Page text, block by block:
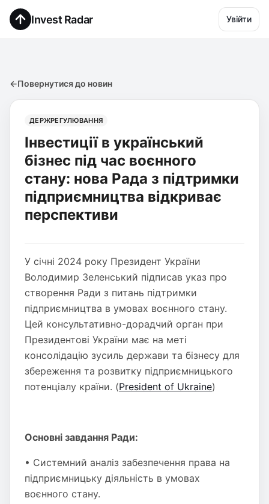
Invest Radar Увійти
←Повернутися до новин
ДЕРЖРЕГУЛЮВАННЯ
Інвестиції в український
бізнес під час воєнного
стану: нова Рада з підтримки
підприємництва відкриває
перспективи
У січні 2024 року Президент України
Володимир Зеленський підписав указ про
створення Ради з питань підтримки
підприємництва в умовах воєнного стану.
Цей консультативно-дорадчий орган при
Президентові України має на меті
консолідацію зусиль держави та бізнесу для
збереження та розвитку підприємницького
потенціалу країни. (President of Ukraine)
Основні завдання Ради:
• Системний аналіз забезпечення права на
підприємницьку діяльність в умовах
воєнного стану.